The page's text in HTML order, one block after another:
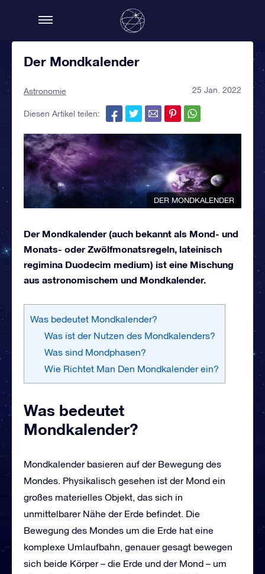
Der Mondkalender
Astronomie 25 Jan. 2022
Diesen Artikel teilen:
DER MONDKALENDER
Der Mondkalender (auch bekannt als Mond- und
Monats- oder Zwölfmonatsregeln, lateinisch
regimina Duodecim medium) ist eine Mischung
aus astronomischem und Mondkalender.
Was bedeutet Mondkalender?
Was ist der Nutzen des Mondkalenders?
Was sind Mondphasen?
Wie Richtet Man Den Mondkalender ein?
Was bedeutet
Mondkalender?
Mondkalender basieren auf der Bewegung des
Mondes. Physikalisch gesehen ist der Mond ein
großes materielles Objekt, das sich in
unmittelbarer Nähe der Erde befindet. Die
Bewegung des Mondes um die Erde hat eine
komplexe Umlaufbahn, genauer gesagt bewegen
sich beide Körper – die Erde und der Mond – um